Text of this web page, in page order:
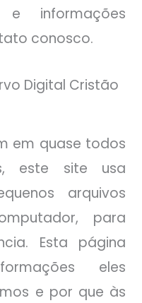
informações
conosco.
Digital Cristão
em quase todos
este site usa
arquivos
para
Esta página
eles
e por que às